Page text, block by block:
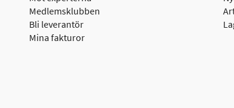
Medlemsklubben
Bli leverantör
Mina fakturor